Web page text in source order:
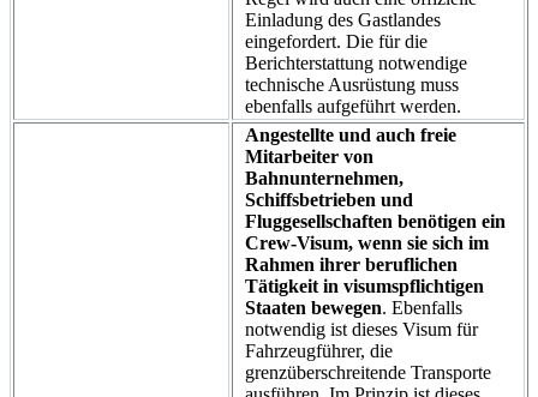
Einladung des Gastlandes
eingefordert. Die für die
Berichterstattung notwendige
technische Ausrüstung muss
ebenfalls aufgeführt werden.
Angestellte und auch freie
Mitarbeiter von
Bahnunternehmen,
Schiffsbetrieben und
Fluggesellschaften benötigen ein
Crew-Visum, wenn sie sich im
Rahmen ihrer beruflichen
Tätigkeit in visumspflichtigen
Staaten bewegen. Ebenfalls
notwendig ist dieses Visum für
Fahrzeugführer, die
grenzüberschreitende Transporte